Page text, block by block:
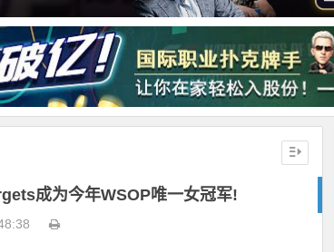
成为今年WSOP唯一女冠军!